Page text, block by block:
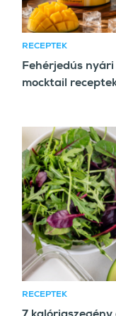
RECEPTEK
Fehérjedús
mocktail
RECEPTEK